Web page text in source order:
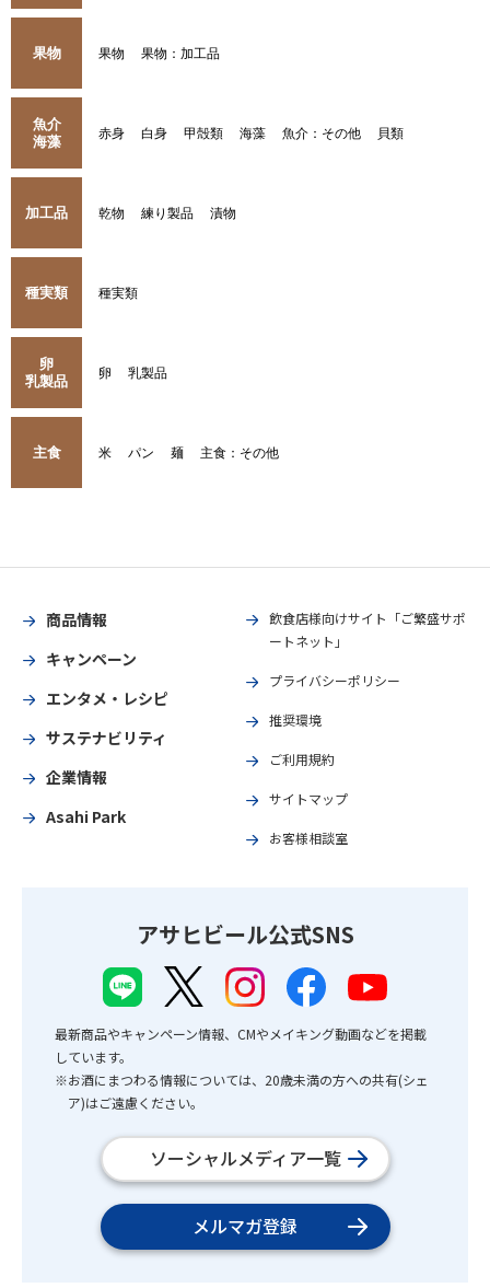
果物 果物 果物：加工品
魚介
海藻
赤身 白身 甲殻類 海藻 魚介：その他 貝類
加工品 乾物 練り製品 漬物
種実類 種実類
卵
乳製品
卵 乳製品
主食 米 パン 麺 主食：その他
商品情報
キャンペーン
エンタメ・レシピ
サステナビリティ
企業情報
Asahi Park
飲食店様向けサイト「ご繁盛サポ
ートネット」
プライバシーポリシー
推奨環境
ご利用規約
サイトマップ
お客様相談室
アサヒビール公式SNS
最新商品やキャンペーン情報、CMやメイキング動画などを掲載
しています。
※お酒にまつわる情報については、20歳未満の方への共有(シェ
ア)はご遠慮ください。
ソーシャルメディア一覧
メルマガ登録